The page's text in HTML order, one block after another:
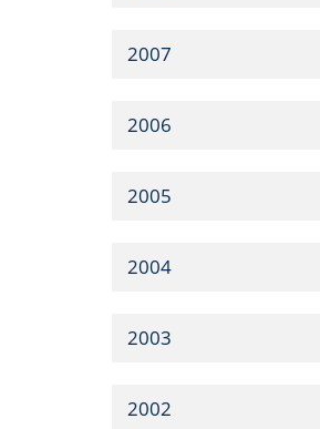
2007
2006
2005
2004
2003
2002